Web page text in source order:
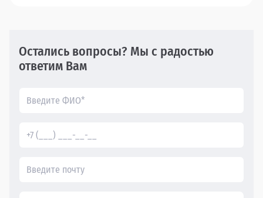
Остались вопросы? Мы с радостью
ответим Вам